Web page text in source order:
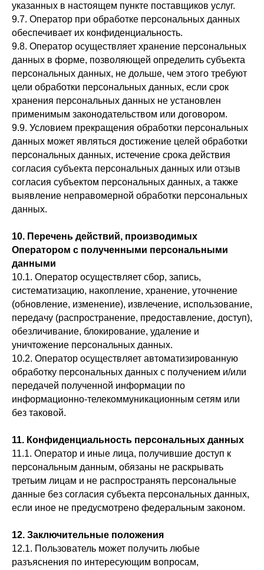
указанных в настоящем пункте поставщиков услуг.
9.7. Оператор при обработке персональных данных
обеспечивает их конфиденциальность.
9.8. Оператор осуществляет хранение персональных
данных в форме, позволяющей определить субъекта
персональных данных, не дольше, чем этого требуют
цели обработки персональных данных, если срок
хранения персональных данных не установлен
применимым законодательством или договором.
9.9. Условием прекращения обработки персональных
данных может являться достижение целей обработки
персональных данных, истечение срока действия
согласия субъекта персональных данных или отзыв
согласия субъектом персональных данных, а также
выявление неправомерной обработки персональных
данных.
10. Перечень действий, производимых
Оператором с полученными персональными
данными
10.1. Оператор осуществляет сбор, запись,
систематизацию, накопление, хранение, уточнение
(обновление, изменение), извлечение, использование,
передачу (распространение, предоставление, доступ),
обезличивание, блокирование, удаление и
уничтожение персональных данных.
10.2. Оператор осуществляет автоматизированную
обработку персональных данных с получением и/или
передачей полученной информации по
информационно-телекоммуникационным сетям или
без таковой.
11. Конфиденциальность персональных данных
11.1. Оператор и иные лица, получившие доступ к
персональным данным, обязаны не раскрывать
третьим лицам и не распространять персональные
данные без согласия субъекта персональных данных,
если иное не предусмотрено федеральным законом.
12. Заключительные положения
12.1. Пользователь может получить любые
разъяснения по интересующим вопросам,